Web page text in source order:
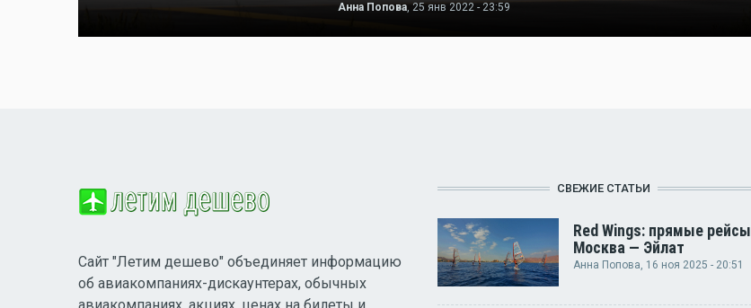
Анна Попова, 25 янв 2022 - 23:59
Сайт "Летим дешево" объединяет информацию
об авиакомпаниях-дискаунтерах, обычных
СВЕЖИЕ СТАТЬИ
Red Wings: прямые рейсы
Москва — Эйлат
Анна Попова, 16 ноя 2025 - 20:51